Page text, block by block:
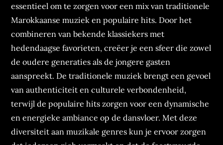
essentieel om te zorgen voor een mix van traditionele
Marokkaanse muziek en populaire hits. Door het
combineren van bekende klassiekers met
hedendaagse favorieten, creëer je een sfeer die zowel
de oudere generaties als de jongere gasten
aanspreekt. De traditionele muziek brengt een gevoel
van authenticiteit en culturele verbondenheid,
terwijl de populaire hits zorgen voor een dynamische
en energieke ambiance op de dansvloer. Met deze
diversiteit aan muzikale genres kun je ervoor zorgen